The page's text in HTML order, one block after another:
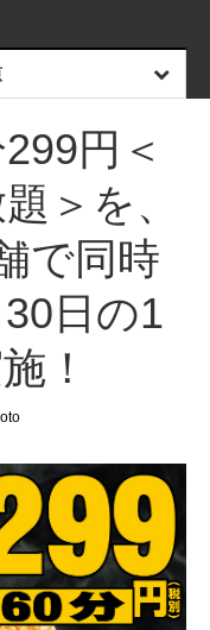
円＜
＞を、
で同時
日の1
！